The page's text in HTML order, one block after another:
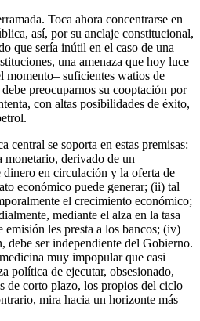
Toca ahora concentrarse en
así, por su anclaje constitucional,
que sería inútil en el caso de una
una amenaza que hoy luce
momento– suficientes watios de
preocuparnos su cooptación por
con altas posibilidades de éxito,
central se soporta en estas premisas:
derivado de un
dinero en circulación y la oferta de
económico puede generar; (ii) tal
el crecimiento económico;
mediante el alza en la tasa
emisión les presta a los bancos; (iv)
debe ser independiente del Gobierno.
muy impopular que casi
política de ejecutar, obsesionado,
de corto plazo, los propios del ciclo
mira hacia un horizonte más